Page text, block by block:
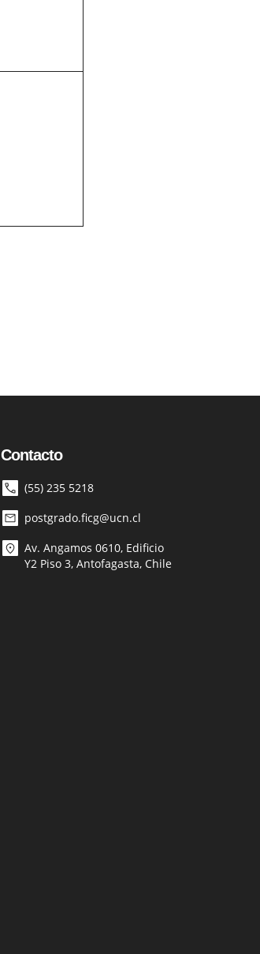
Contacto
(55) 235 5218
postgrado.ficg@ucn.cl
Av. Angamos 0610, Edificio
Y2 Piso 3, Antofagasta, Chile